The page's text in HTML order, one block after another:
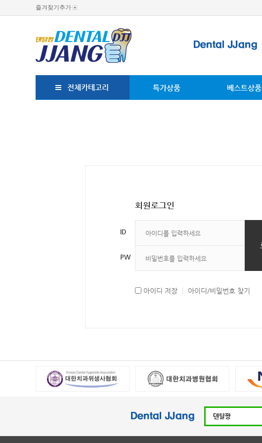
즐겨찾기추가
전체카테고리 특가상품 베스트상품
회원로그인
ID
PW
아이디 저장 아이디/비밀번호 찾기